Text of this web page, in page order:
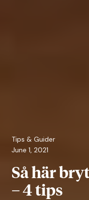
Tips & Guider
June 1, 2021
Så här
– 4 tips